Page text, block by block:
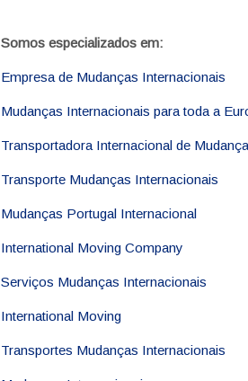
Somos especializados em:
Empresa de Mudanças Internacionais
Mudanças Internacionais para toda a
Transportadora Internacional de
Transporte Mudanças Internacionais
Mudanças Portugal Internacional
International Moving Company
Serviços Mudanças Internacionais
International Moving
Transportes Mudanças Internacionais